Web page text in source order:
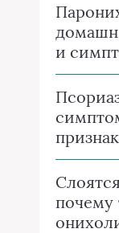
и
почему